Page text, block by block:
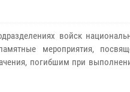
войск
мероприятия,
погибшим при